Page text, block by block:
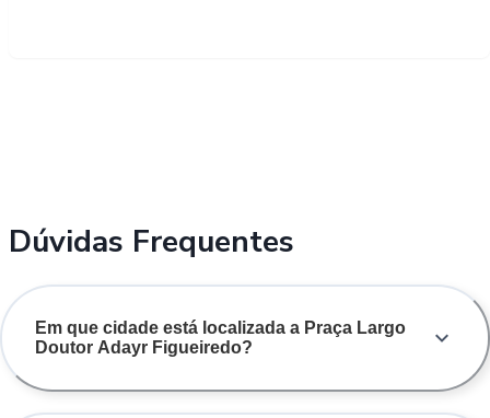
Dúvidas Frequentes
Em que cidade está localizada a Praça Largo
Doutor Adayr Figueiredo?